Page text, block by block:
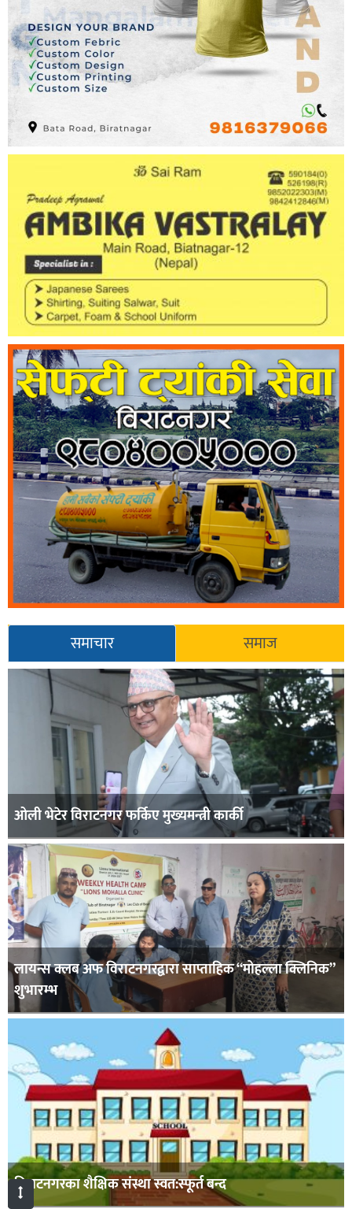
समाचार समाज
ओली भेटेर विराटनगर फर्किए मुख्यमन्त्री कार्की
लायन्स क्लब अफ विराटनगरद्वारा साप्ताहिक “मोहल्ला क्लिनिक”
शुभारम्भ
विराटनगरका शैक्षिक संस्था स्वत:स्फूर्त बन्द